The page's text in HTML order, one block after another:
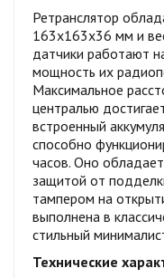
Ретранслятор
163х163х36 мм и
датчики работают
мощность их
Максимальное
централью
встроенный
способно
часов. Оно
защитой от
тампером на
выполнена в
стильный
Технические